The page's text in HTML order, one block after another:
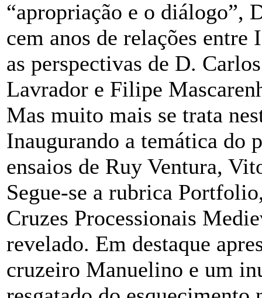
“apropriação e o diálogo”,
cem anos de relações entre
as perspectivas de D.
Lavrador e Filipe
Mas muito mais se trata
Inaugurando a temática do
ensaios de Ruy Ventura,
Segue-se a rubrica
Cruzes Processionais
revelado. Em destaque
cruzeiro Manuelino e um